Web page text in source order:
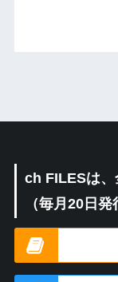
ch FILESは、
（毎月20日発